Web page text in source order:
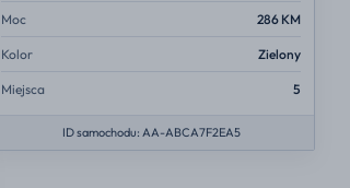
Moc 286 KM
Kolor Zielony
Miejsca 5
ID samochodu: AA-ABCA7F2EA5